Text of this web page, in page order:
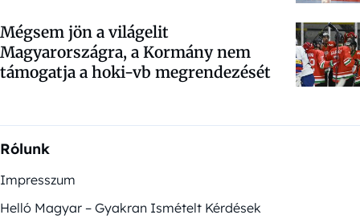
Mégsem jön a világelit
Magyarországra, a Kormány nem
támogatja a hoki-vb megrendezését
Rólunk
Impresszum
Helló Magyar – Gyakran Ismételt Kérdések